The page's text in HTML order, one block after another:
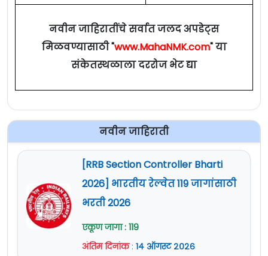
नवीन जाहिरातींचे सर्वात जलद अपडेट्स
मिळवण्यासाठी "www.MahaNMK.com" या
संकेतस्थळाला दररोज भेट द्या
नवीन जाहिराती
[RRB Section Controller Bharti
2026] भारतीय रेल्वेत 119 जागांसाठी
भरती 2026
एकूण जागा : 119
अंतिम दिनांक: १४ ऑगस्ट २०२६